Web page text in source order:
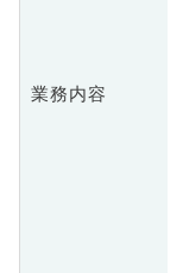
業務内容